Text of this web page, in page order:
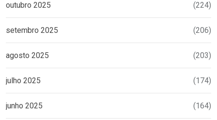
outubro 2025 (224)
setembro 2025 (206)
agosto 2025 (203)
julho 2025 (174)
junho 2025 (164)